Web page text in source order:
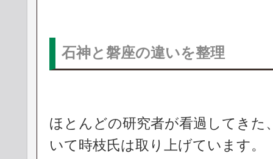
石神と磐座の違いを整理
ほとんどの研究者が看過してきた
いて時枝氏は取り上げています。